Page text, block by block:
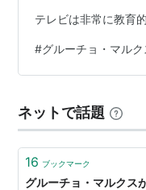
テレビは非常に教育
#グルーチョ・マルク
ネットで話題
16 ブックマーク
グルーチョ・マルクス